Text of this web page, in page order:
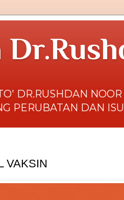
DR.RUSHDAN
PERUBATAN DAN
VAKSIN